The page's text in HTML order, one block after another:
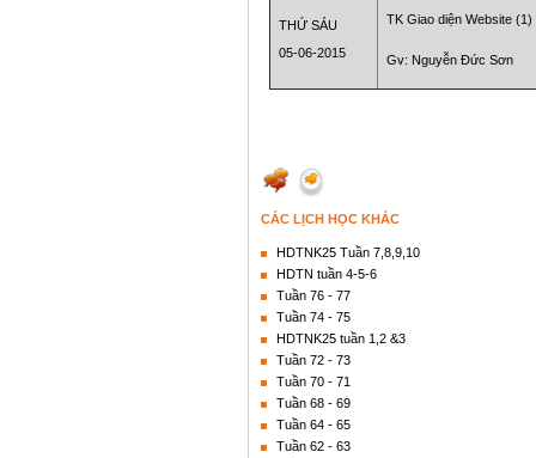
THỨ SÁU
05-06-2015
TK Giao diện Website (1)
Gv: Nguyễn Đức Sơn
CÁC LỊCH HỌC KHÁC
HDTNK25 Tuần 7,8,9,10
HDTN tuần 4-5-6
Tuần 76 - 77
Tuần 74 - 75
HDTNK25 tuần 1,2 &3
Tuần 72 - 73
Tuần 70 - 71
Tuần 68 - 69
Tuần 64 - 65
Tuần 62 - 63